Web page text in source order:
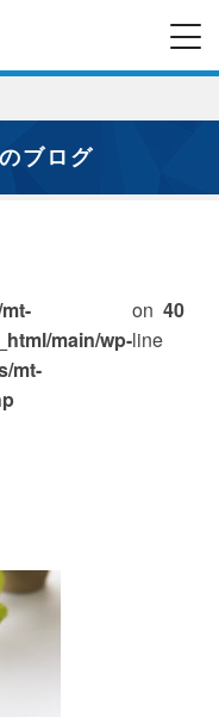
ブログ
main/wp-
mt-
on
line
40